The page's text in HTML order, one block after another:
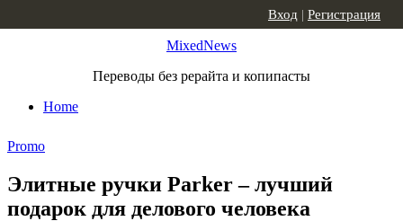
MixedNews
Переводы без рерайта и копипасты
Home
Вход | Регистрация
Promo
Элитные ручки Parker – лучший
подарок для делового человека